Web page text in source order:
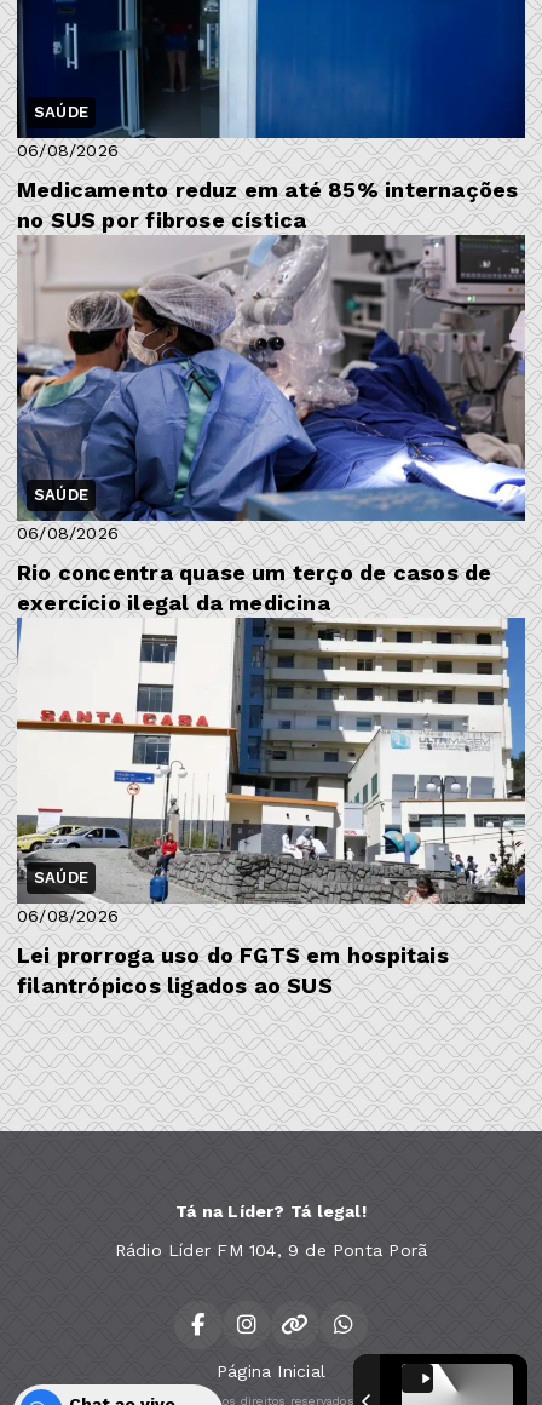
SAÚDE
06/08/2026
Medicamento reduz em até 85% internações
no SUS por fibrose cística
SAÚDE
06/08/2026
Rio concentra quase um terço de casos de
exercício ilegal da medicina
SAÚDE
06/08/2026
Lei prorroga uso do FGTS em hospitais
filantrópicos ligados ao SUS
Tá na Líder? Tá legal!
Rádio Líder FM 104, 9 de Ponta Porã
Página Inicial
Todos os direitos reservados.